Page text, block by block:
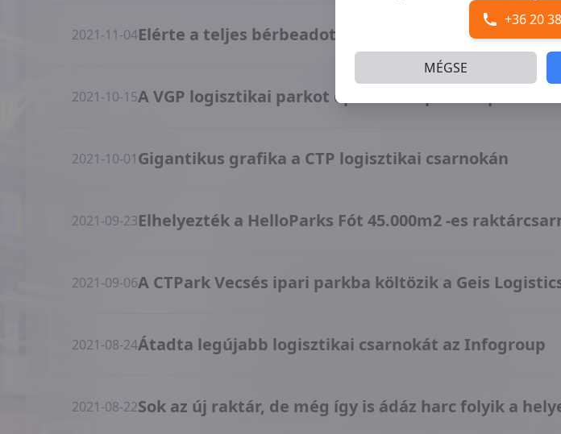
2021-11-04Elérte a teljes bérbeadottságot az East Gate
2021-10-15A VGP logisztikai parkot épít a Budapest Airport
2021-10-01Gigantikus grafika a CTP logisztikai csarnokán
2021-09-23Elhelyezték a HelloParks Fót 45.000m2 -es
2021-09-06A CTPark Vecsés ipari parkba költözik a Geis
2021-08-24Átadta legújabb logisztikai csarnokát az Infogroup
2021-08-22Sok az új raktár, de még így is ádáz harc folyik a
+36 20
MÉGSE